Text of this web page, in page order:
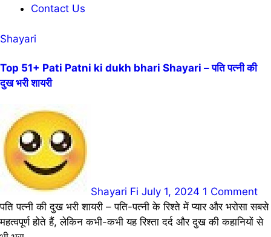
Contact Us
Shayari
Top 51+ Pati Patni ki dukh bhari Shayari – पति पत्नी की
दुख भरी शायरी
Shayari Fi July 1, 2024 1 Comment
पति पत्नी की दुख भरी शायरी – पति-पत्नी के रिश्ते में प्यार और भरोसा सबसे
महत्वपूर्ण होते हैं, लेकिन कभी-कभी यह रिश्ता दर्द और दुख की कहानियों से